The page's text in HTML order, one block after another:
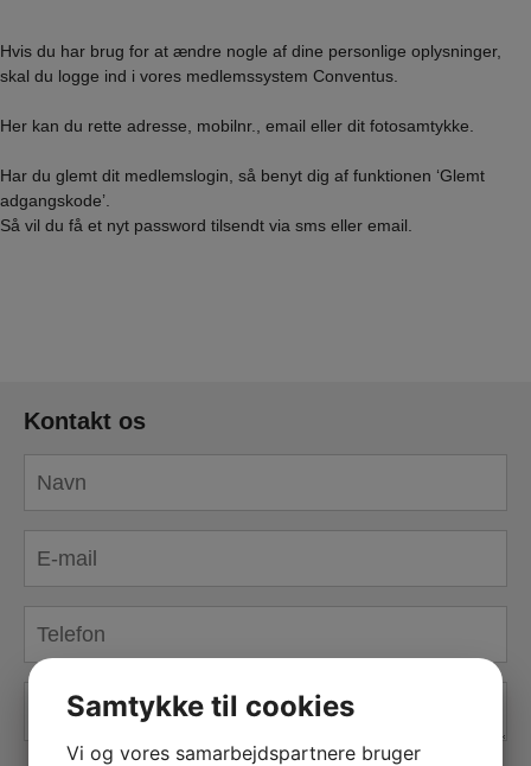
Hvis du har brug for at ændre nogle af dine personlige oplysninger,
skal du logge ind i vores medlemssystem Conventus.
Her kan du rette adresse, mobilnr., email eller dit fotosamtykke.
Har du glemt dit medlemslogin, så benyt dig af funktionen ‘Glemt
adgangskode’.
Så vil du få et nyt password tilsendt via sms eller email.
Kontakt os
Besked *
Samtykke til cookies
Vi og vores samarbejdspartnere bruger